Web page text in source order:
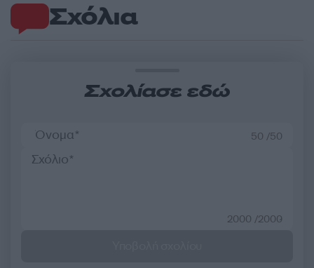
Σχόλια
Σχολίασε εδώ
50 /50
2000 /2000